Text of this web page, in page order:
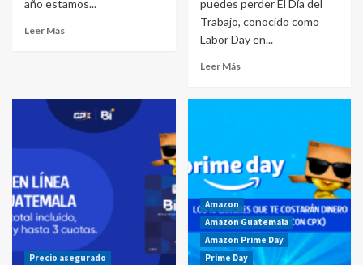
año estamos...
Leer Más
puedes perder El Día del
Trabajo, conocido como
Labor Day en...
Leer Más
Precio asegurado
Amazon
Amazon Guatemala
Amazon Prime Day
Prime Day